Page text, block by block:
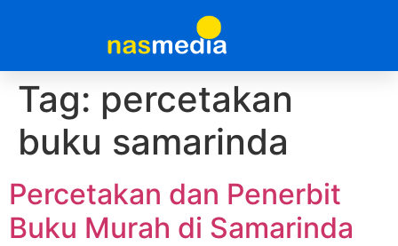
Tag: percetakan
buku samarinda
Percetakan dan Penerbit
Buku Murah di Samarinda